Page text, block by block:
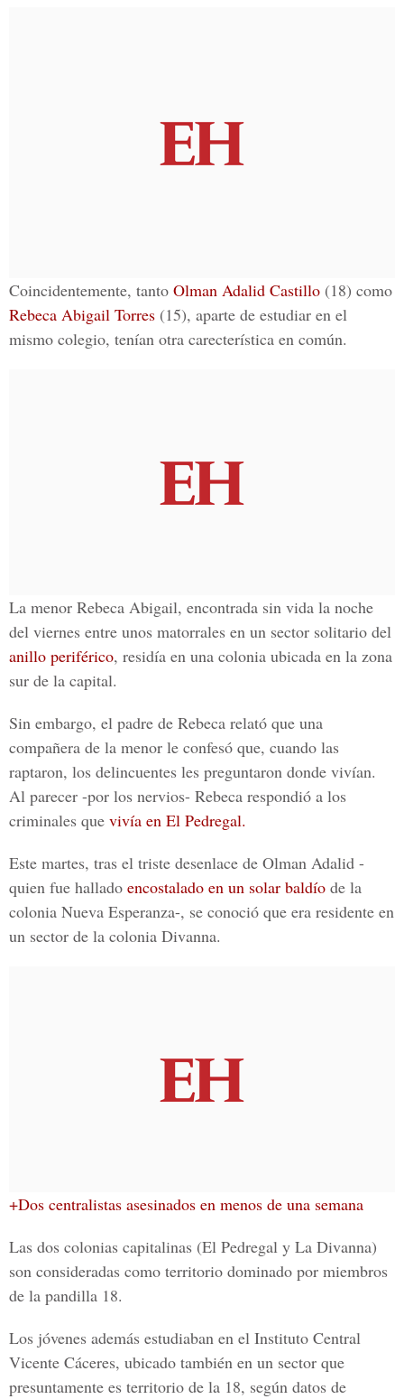
Coincidentemente, tanto Olman Adalid Castillo (18) como
Rebeca Abigail Torres (15), aparte de estudiar en el
mismo colegio, tenían otra carecterística en común.
La menor Rebeca Abigail, encontrada sin vida la noche
del viernes entre unos matorrales en un sector solitario del
anillo periférico, residía en una colonia ubicada en la zona
sur de la capital.
Sin embargo, el padre de Rebeca relató que una
compañera de la menor le confesó que, cuando las
raptaron, los delincuentes les preguntaron donde vivían.
Al parecer -por los nervios- Rebeca respondió a los
criminales que vivía en El Pedregal.
Este martes, tras el triste desenlace de Olman Adalid -
quien fue hallado encostalado en un solar baldío de la
colonia Nueva Esperanza-, se conoció que era residente en
un sector de la colonia Divanna.
+Dos centralistas asesinados en menos de una semana
Las dos colonias capitalinas (El Pedregal y La Divanna)
son consideradas como territorio dominado por miembros
de la pandilla 18.
Los jóvenes además estudiaban en el Instituto Central
Vicente Cáceres, ubicado también en un sector que
presuntamente es territorio de la 18, según datos de